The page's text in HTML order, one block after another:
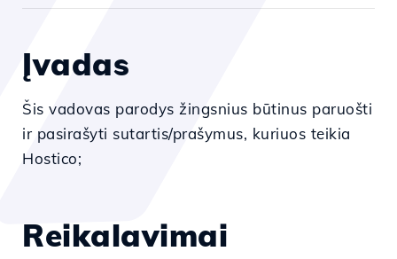
Įvadas
Šis vadovas parodys žingsnius būtinus paruošti
ir pasirašyti sutartis/prašymus, kuriuos teikia
Hostico;
Reikalavimai